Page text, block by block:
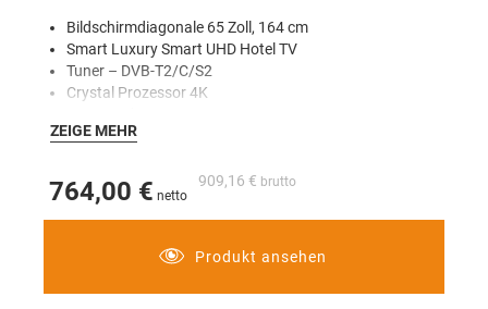
Bildschirmdiagonale 65 Zoll, 164 cm
Smart Luxury Smart UHD Hotel TV
Tuner – DVB-T2/C/S2
Crystal Prozessor 4K
Multi-Code-Ferbedienung
PurColor
LYNK Cloud
ZEIGE MEHR
909,16 €
764,00 €
Produkt ansehen